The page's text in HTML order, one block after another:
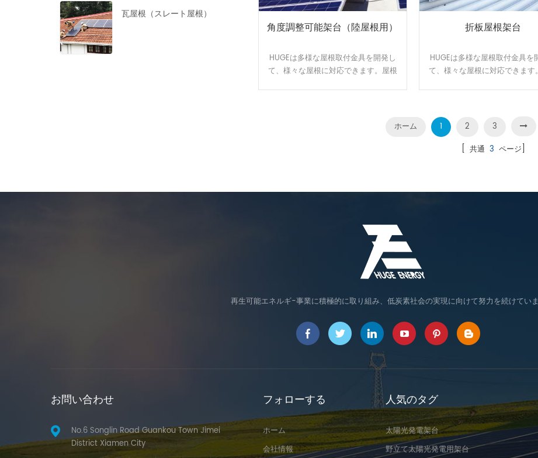
瓦屋根（スレート屋根）
角度調整可能架台（陸屋根用）
HUGEは多様な屋根取付金具を開発し
て、様々な屋根に対応できます。屋根
折板屋根架台
HUGEは多様な屋根取付金具を
て、様々な屋根に対応できます
ホーム
1 2 3
[ 共通 3 ページ]
再生可能エネルギ-事業に積極的に取り組み、低炭素社会の実現に向けて努力を続けてい
お問い合わせ
No.6 Songlin Road Guankou Town Jimei
District Xiamen City
フォローする
ホーム
会社情報
人気のタグ
太陽光発電架台
野立て太陽光発電用架台